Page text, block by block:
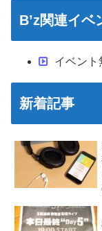
B’z関連イベ
イベント
新着記事